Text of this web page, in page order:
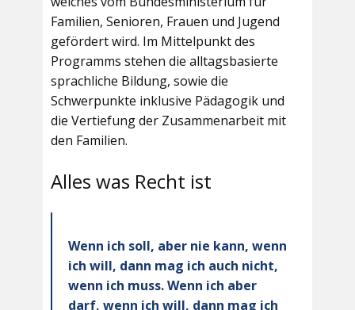
Familien, Senioren, Frauen und Jugend
gefördert wird. Im Mittelpunkt des
Programms stehen die alltagsbasierte
sprachliche Bildung, sowie die
Schwerpunkte inklusive Pädagogik und
die Vertiefung der Zusammenarbeit mit
den Familien.
Alles was Recht ist
Wenn ich soll, aber nie kann, wenn
ich will, dann mag ich auch nicht,
wenn ich muss. Wenn ich aber
darf, wenn ich will, dann mag ich